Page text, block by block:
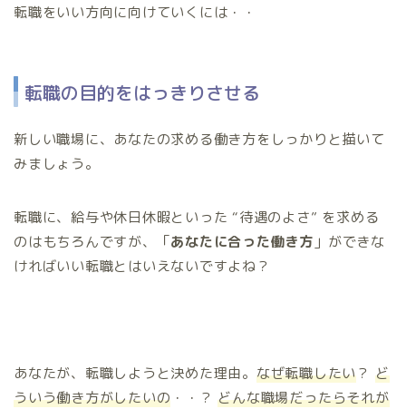
転職をいい方向に向けていくには・・
転職の目的をはっきりさせる
新しい職場に、あなたの求める働き方をしっかりと描いて
みましょう。
転職に、給与や休日休暇といった “待遇のよさ” を求める
のはもちろんですが、「あなたに合った働き方 」ができな
ければいい転職とはいえないですよね？
あなたが、転職しようと決めた理由。 なぜ転職したい？ ど
ういう働き方がしたいの ・・？どんな職場だったらそれが